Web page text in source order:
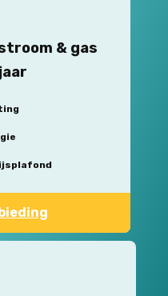
& gas